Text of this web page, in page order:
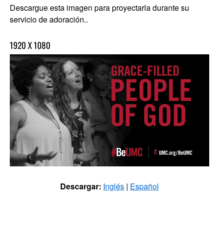
Descargue esta imagen para proyectarla durante su
servicio de adoración..
1920 X 1080
Descargar: Inglés | Español